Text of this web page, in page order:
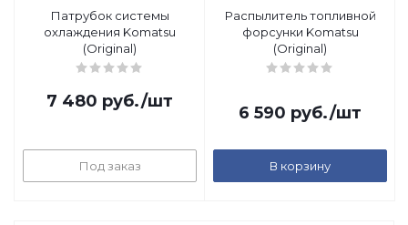
Патрубок системы
охлаждения Komatsu
(Original)
7 480 руб./шт
Под заказ
Распылитель топливной
форсунки Komatsu
(Original)
6 590 руб./шт
В корзину